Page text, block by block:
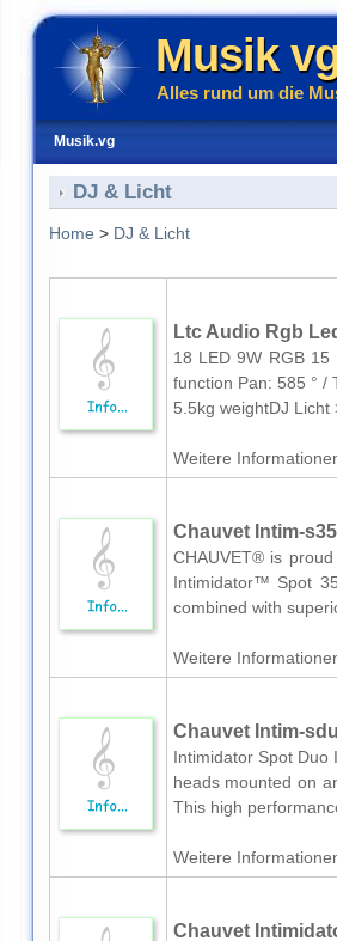
Musik
Alles rund um die
Musik.vg
DJ & Licht
Home > DJ & Licht
Ltc Audio Rgb
18 LED 9W RGB
function Pan: 585 ° /
5.5kg weightDJ Licht
Weitere
Chauvet Intim-
CHAUVET® is
Intimidator™ Spot
combined with
Weitere
Chauvet Intim-
Intimidator Spot Duo
heads mounted on
This high
Weitere
Chauvet